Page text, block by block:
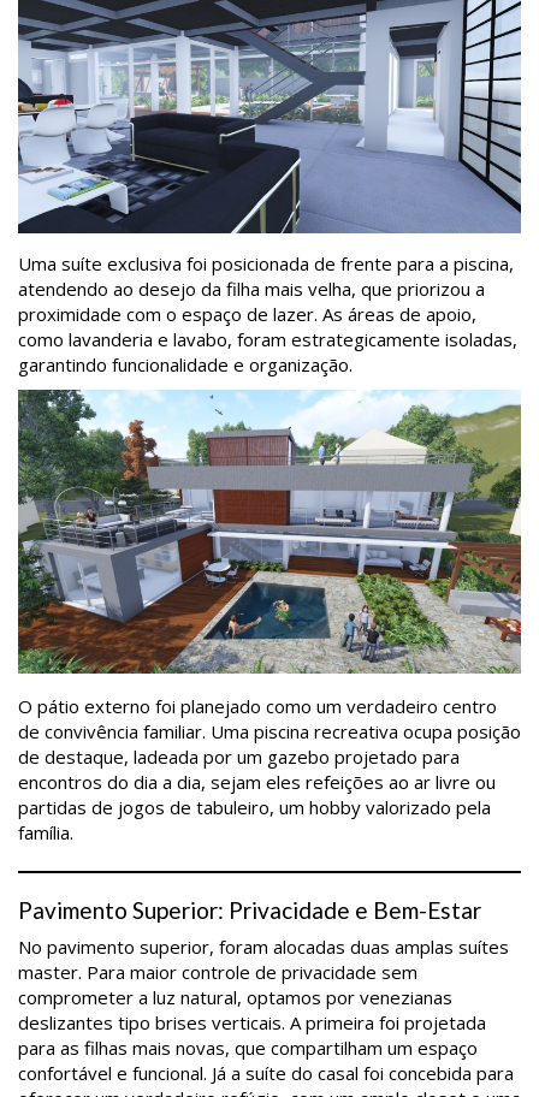
Uma suíte exclusiva foi posicionada de frente para a piscina,
atendendo ao desejo da filha mais velha, que priorizou a
proximidade com o espaço de lazer. As áreas de apoio,
como lavanderia e lavabo, foram estrategicamente isoladas,
garantindo funcionalidade e organização.
O pátio externo foi planejado como um verdadeiro centro
de convivência familiar. Uma piscina recreativa ocupa posição
de destaque, ladeada por um gazebo projetado para
encontros do dia a dia, sejam eles refeições ao ar livre ou
partidas de jogos de tabuleiro, um hobby valorizado pela
família.
Pavimento Superior: Privacidade e Bem-Estar
No pavimento superior, foram alocadas duas amplas suítes
master. Para maior controle de privacidade sem
comprometer a luz natural, optamos por venezianas
deslizantes tipo brises verticais. A primeira foi projetada
para as filhas mais novas, que compartilham um espaço
confortável e funcional. Já a suíte do casal foi concebida para